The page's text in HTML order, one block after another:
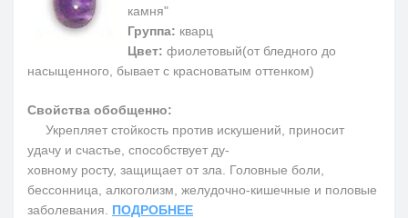
камня"
Группа: кварц
Цвет: фиолетовый(от бледного до
насыщенного, бывает с красноватым оттенком)
Свойства обобщенно:
Укрепляет стойкость против искушений, приносит
удачу и счастье, способствует ду-
ховному росту, защищает от зла. Головные боли,
бессонница, алкоголизм, желудочно-кишечные и половые
заболевания. ПОДРОБНЕЕ